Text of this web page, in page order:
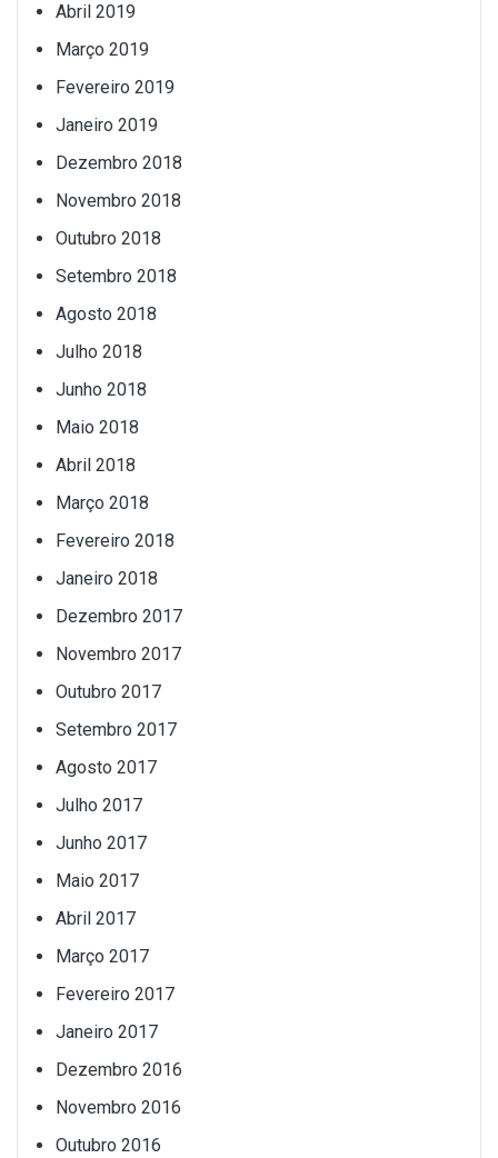
Abril 2019
Março 2019
Fevereiro 2019
Janeiro 2019
Dezembro 2018
Novembro 2018
Outubro 2018
Setembro 2018
Agosto 2018
Julho 2018
Junho 2018
Maio 2018
Abril 2018
Março 2018
Fevereiro 2018
Janeiro 2018
Dezembro 2017
Novembro 2017
Outubro 2017
Setembro 2017
Agosto 2017
Julho 2017
Junho 2017
Maio 2017
Abril 2017
Março 2017
Fevereiro 2017
Janeiro 2017
Dezembro 2016
Novembro 2016
Outubro 2016